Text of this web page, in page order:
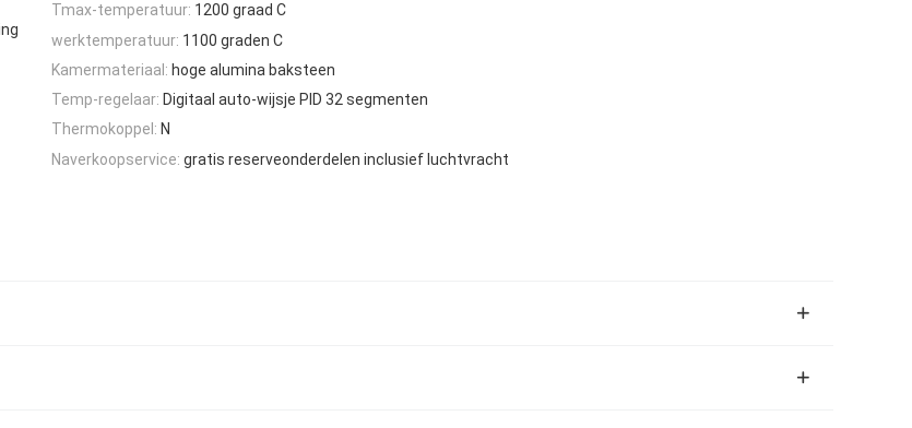
Tmax-temperatuur: 1200 graad C
werktemperatuur: 1100 graden C
Kamermateriaal: hoge alumina baksteen
Temp-regelaar: Digitaal auto-wijsje PID 32 segmenten
Thermokoppel: N
Naverkoopservice: gratis reserveonderdelen inclusief luchtvracht